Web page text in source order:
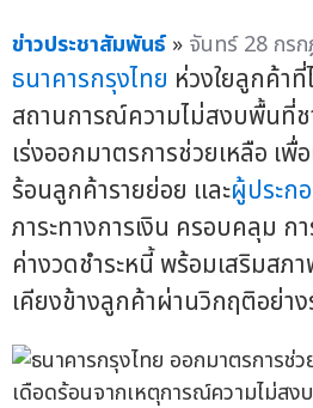
ข่าวประชาสัมพันธ์ » จันทร์ 28 กร
ธนาคารกรุงไทย ห่วงใยลูกค้า
สถานการณ์ความไม่สงบพื้นที่
เร่งออกมาตรการช่วยเหลือ เพื่
ร้อนลูกค้ารายย่อย และผู้ประก
ภาระทางการเงิน ครอบคลุม ก
ค่างวดชำระหนี้ พร้อมเสริมสภ
เคียงข้างลูกค้าผ่านวิกฤติอย่า